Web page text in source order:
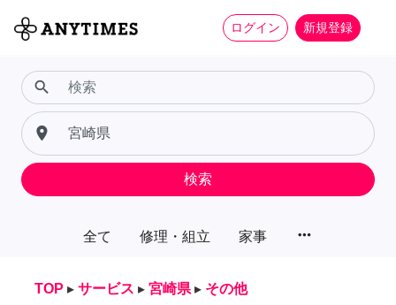
ログイン 新規登録
全て 修理・組立 家事 more_horiz
search
place
検索
TOP ▸ サービス ▸ 宮崎県 ▸ その他